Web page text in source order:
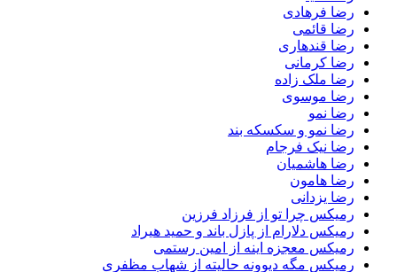
رضا فرهادی
رضا قائمی
رضا قندهاری
رضا کرمانی
رضا ملک زاده
رضا موسوی
رضا نمو
رضا نمو و سکسکه بند
رضا نیک فرجام
رضا هاشمیان
رضا هامون
رضا یزدانی
رمیکس چرا تو از فرزاد فرزین
رمیکس دلارام از پازل باند و حمید هیراد
رمیکس معجزه اینه از امین رستمی
رمیکس مگه دیوونه حالیته از شهاب مظفری